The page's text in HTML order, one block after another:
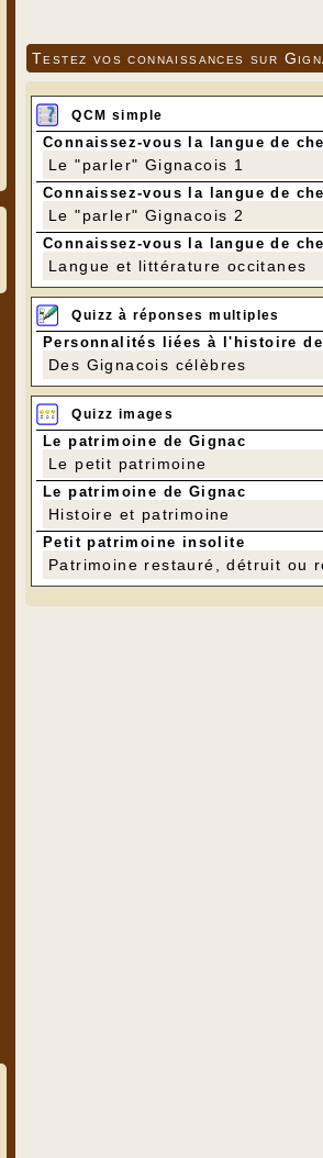
Testez vos connaissances sur
QCM simple
Connaissez-vous la langue de
Le "parler" Gignacois 1
Connaissez-vous la langue de
Le "parler" Gignacois 2
Connaissez-vous la langue de
Langue et littérature occitanes
Quizz à réponses multiples
Personnalités liées à l'histoire
Des Gignacois célèbres
Quizz images
Le patrimoine de Gignac
Le petit patrimoine
Le patrimoine de Gignac
Histoire et patrimoine
Petit patrimoine insolite
Patrimoine restauré, détruit ou